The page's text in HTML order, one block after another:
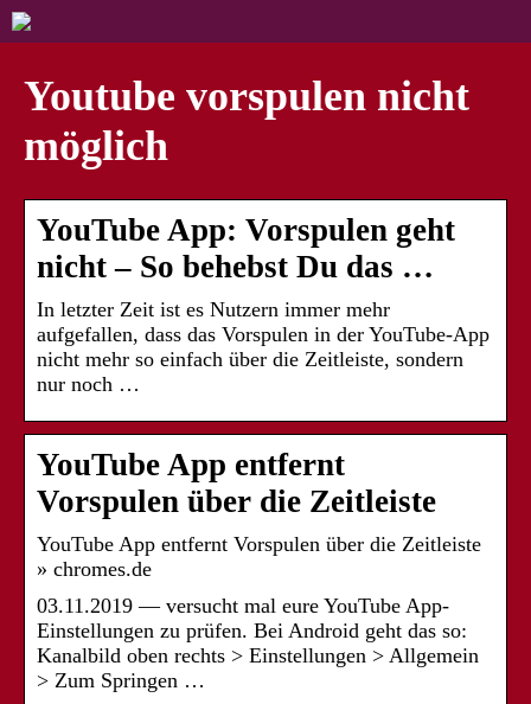
Youtube vorspulen nicht
möglich
YouTube App: Vorspulen geht
nicht – So behebst Du das …
In letzter Zeit ist es Nutzern immer mehr
aufgefallen, dass das Vorspulen in der YouTube-App
nicht mehr so einfach über die Zeitleiste, sondern
nur noch …
YouTube App entfernt
Vorspulen über die Zeitleiste
YouTube App entfernt Vorspulen über die Zeitleiste
» chromes.de
03.11.2019 — versucht mal eure YouTube App-
Einstellungen zu prüfen. Bei Android geht das so:
Kanalbild oben rechts > Einstellungen > Allgemein
> Zum Springen …